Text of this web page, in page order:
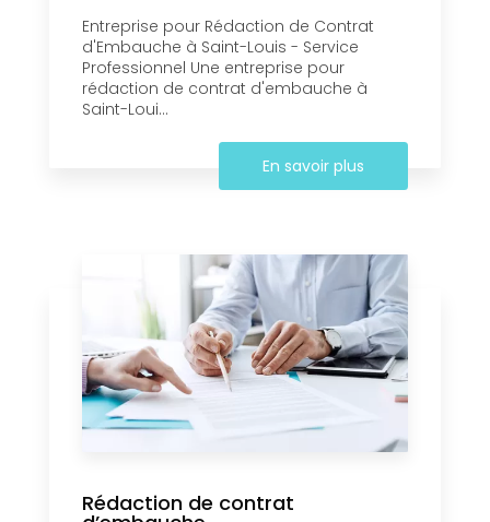
Entreprise pour Rédaction de Contrat
d'Embauche à Saint-Louis - Service
Professionnel Une entreprise pour
rédaction de contrat d'embauche à
Saint-Loui...
En savoir plus
Rédaction de contrat